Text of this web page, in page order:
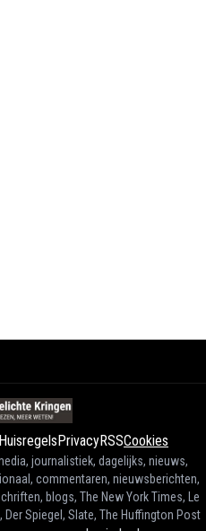
HuisregelsPrivacyRSSCookies
journalistiek, dagelijks, nieuws,
commentaren, nieuwsberichten,
blogs, The New York Times, Le
Spiegel, Slate, The Huffington Post